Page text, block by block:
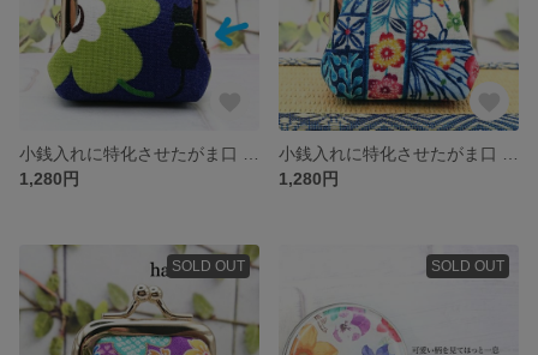
1,280円
1,280円
SOLD OUT SOLD OUT